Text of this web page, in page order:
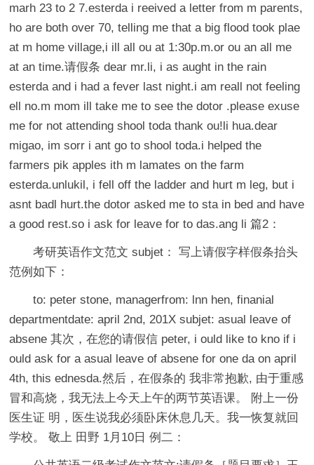
marh 23 to 2 7.esterda i reeived a letter from m parents,
ho are both over 70, telling me that a big flood took plae
at m home village,i ill all ou at 1:30p.m.or ou an all me
at an time.请假条 dear mr.li, i as aught in the rain
esterda and i had a fever last night.i am reall not feeling
ell no.m mom ill take me to see the dotor .please exuse
me for not attending shool toda thank ou!li hua.dear
migao, im sorr i ant go to shool toda.i helped the
farmers pik apples ith m lamates on the farm
esterda.unlukil, i fell off the ladder and hurt m leg, but i
asnt badl hurt.the dotor asked me to sta in bed and have
a good rest.so i ask for leave for to das.ang li 篇2：
考研英语作文范文 subjet： 写上请假字样假条抬头
范例如下：
to: peter stone, managerfrom: lnn hen, finanial
departmentdate: april 2nd, 201X subjet: asual leave of
absene 其次，在您的请假信 peter, i ould like to kno if i
ould ask for a asual leave of absene for one da on april
4th, this ednesda.然后，在假条的 我非常抱歉, 由于重感
冒和高烧，我无法上今天上午的两节英语课。 附上一份
医生证 明，医生说我必须卧床休息几天。我一恢复就回
学校。 敬上 田野 1月10日 例二：